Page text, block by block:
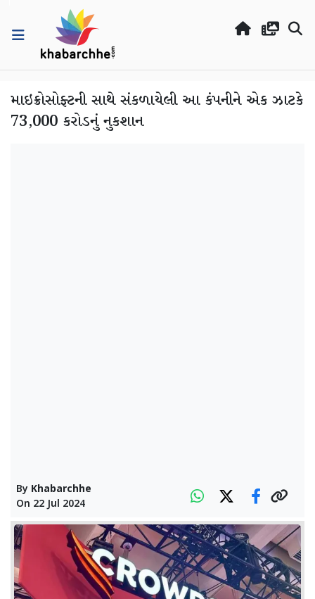
માઇક્રોસોફ્ટની સાથે સંકળાયેલી આ કંપનીને એક ઝાટકે
73,000 કરોડનું નુકશાન
By Khabarchhe
On 22 Jul 2024